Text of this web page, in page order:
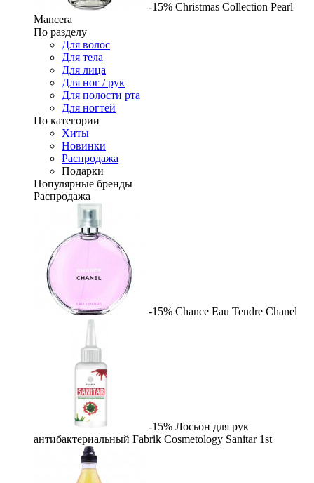
-15% Christmas Collection Pearl
Mancera
По разделу
Для волос
Для тела
Для лица
Для ног / рук
Для полости рта
Для ногтей
По категории
Хиты
Новинки
Распродажа
Подарки
Популярные бренды
Распродажа
-15% Chance Eau Tendre Chanel
-15% Лосьон для рук
антибактериальный Fabrik Cosmetology Sanitar 1st